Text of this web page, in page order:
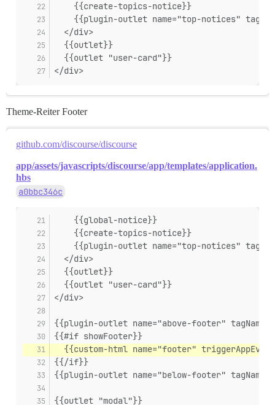
    {{create-topics-notice}}
{{plugin-outlet name="top-notices"
  </div>
  {{outlet}}
  {{outlet "user-card"}}
</div>
Theme-Reiter Footer
github.com/discourse/discourse
app/assets/javascripts/discourse/app/templates/application.
hbs
a0bbc346c
    {{global-notice}}
    {{create-topics-notice}}
{{plugin-outlet name="top-notices"
  </div>
  {{outlet}}
  {{outlet "user-card"}}
</div>
{{plugin-outlet name="above-footer"
{{#if showFooter}}
{{custom-html name="footer"
{{/if}}
{{plugin-outlet name="below-footer"
{{outlet "modal"}}